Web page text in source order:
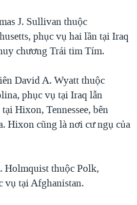
J. Sullivan thuộc
phục vụ hai lần tại Iraq
chương Trái tim Tím.
David A. Wyatt thuộc
phục vụ tại Iraq lẫn
Hixon, Tennessee, bên
Hixon cũng là nơi cư ngụ của
Holmquist thuộc Polk,
vụ tại Afghanistan.